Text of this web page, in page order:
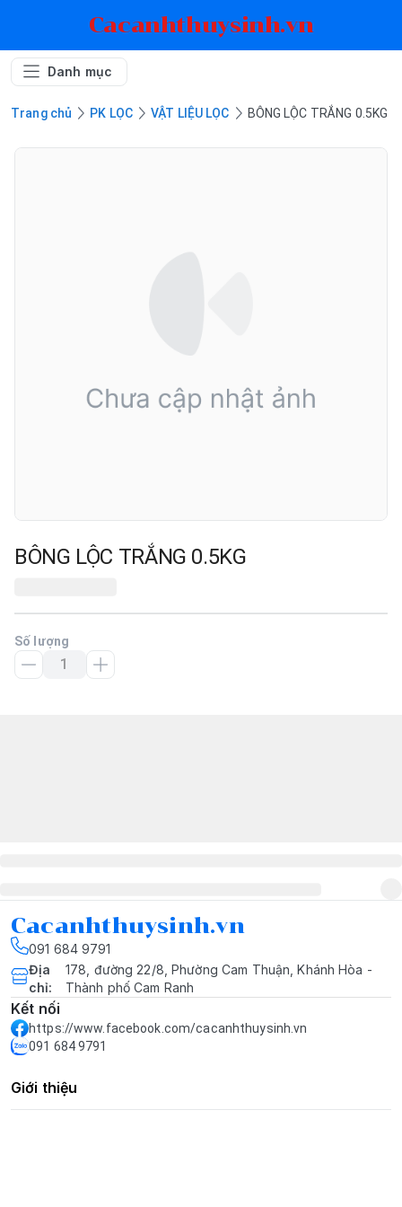
Cacanhthuysinh.vn
Danh mục
Trang chủ PK LỌC VẬT LIỆU LỌC BÔNG LỘC TRẮNG 0.5KG
BÔNG LỘC TRẮNG 0.5KG
Số lượng
Cacanhthuysinh.vn
091 684 9791
Địa
chỉ:
178, đường 22/8, Phường Cam Thuận, Khánh Hòa -
Thành phố Cam Ranh
Kết nối
https://www.facebook.com/cacanhthuysinh.vn
091 684 9791
Giới thiệu